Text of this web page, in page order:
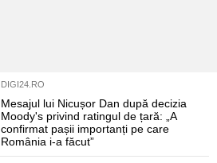
DIGI24.RO
Mesajul lui Nicușor Dan după decizia
Moody's privind ratingul de țară: „A
confirmat pașii importanți pe care
România i-a făcut”